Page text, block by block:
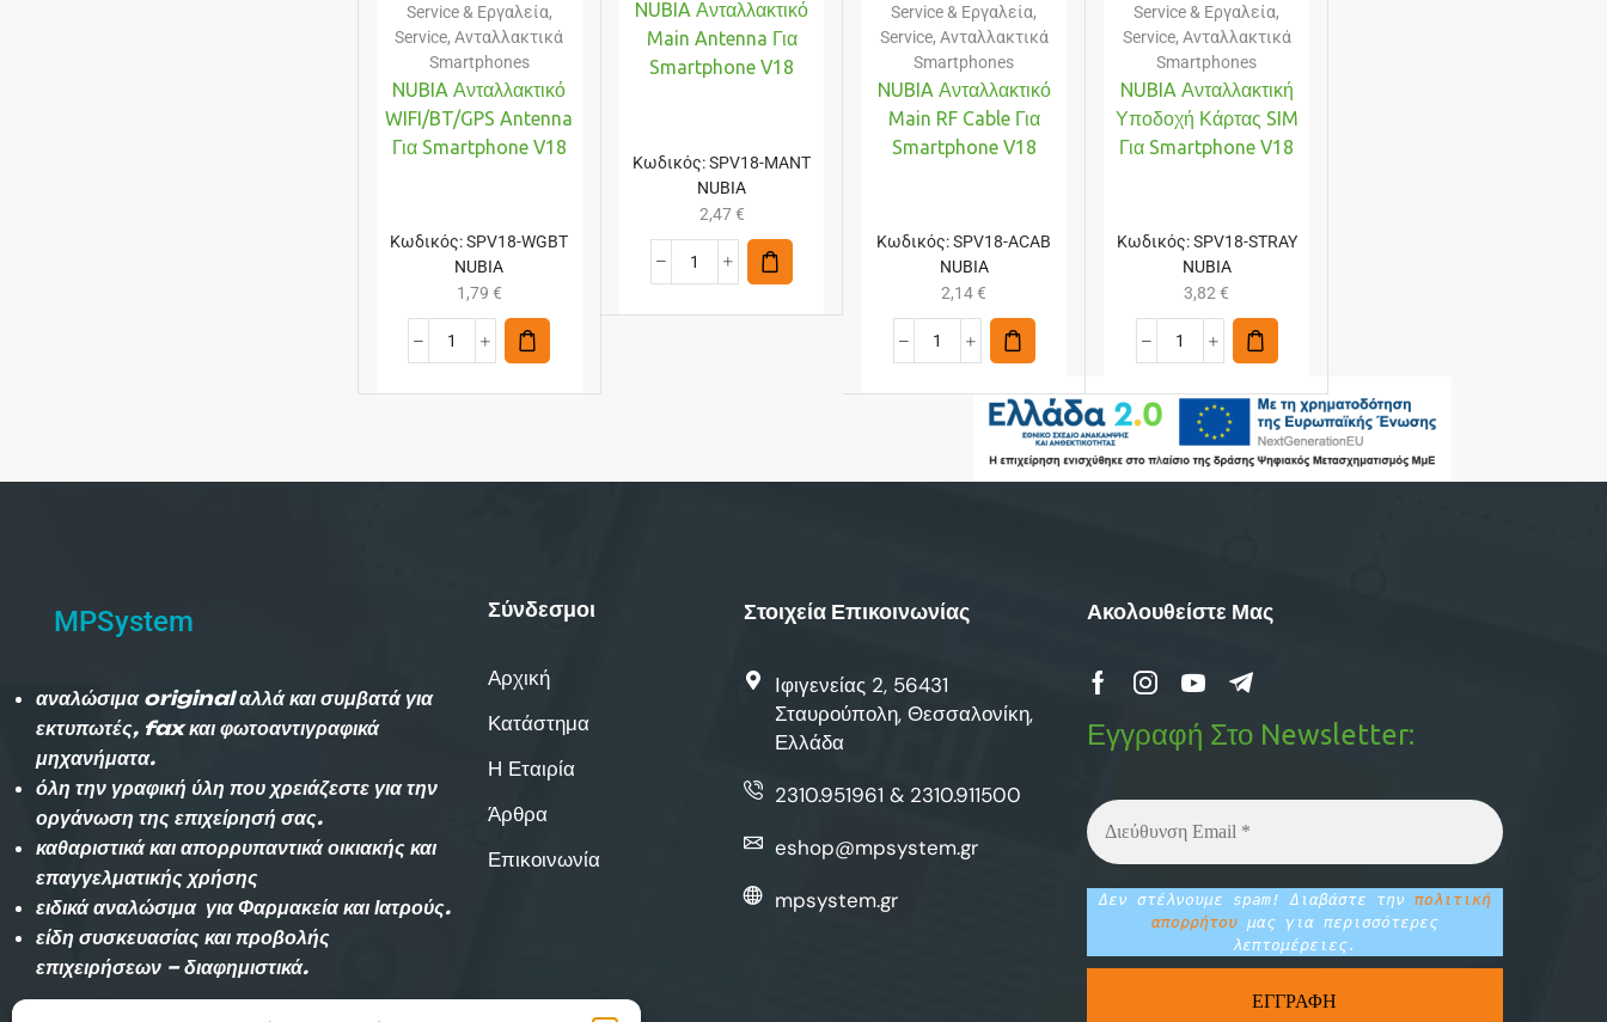
Service & Εργαλεία,
Service,Ανταλλακτικά
Smartphones
NUBIA Ανταλλακτικό
WIFI/BT/GPS Antenna
Για Smartphone V18
Κωδικός:SPV18-WGBT
NUBIA
1,79 €
NUBIA Ανταλλακτικό
Main Antenna Για
Smartphone V18
Κωδικός:SPV18-MANT
NUBIA
2,47€
Service & Εργαλεία,
Service, Ανταλλακτικά
Smartphones
NUBIA Ανταλλακτικό
Main RF Cable Για
Smartphone V18
Κωδικός:SPV18-ACAB
NUBIA
2,14€
Service & Εργαλεία,
Service, Ανταλλακτικά
Smartphones
NUBIA Ανταλλακτική
Υποδοχή Κάρτας SIM
Για Smartphone V18
Κωδικός:SPV18-STRAY
NUBIA
3,82€
MPSystem
αναλώσιμα original αλλά και συμβατά για
εκτυπωτές, fax και φωτοαντιγραφικά
μηχανήματα.
όλη την γραφική ύλη που χρειάζεστε για την
οργάνωση της επιχείρησή σας.
καθαριστικά και απορρυπαντικά οικιακής και
επαγγελματικής χρήσης
ειδικά αναλώσιμα για Φαρμακεία και Ιατρούς.
είδη συσκευασίας και προβολής
επιχειρήσεων – διαφημιστικά.
Σύνδεσμοι
Αρχική
Κατάστημα
Η Εταιρία
Άρθρα
Επικοινωνία
Στοιχεία Επικοινωνίας
Ιφιγενείας 2, 56431
Σταυρούπολη, Θεσσαλονίκη,
Ελλάδα
2310.951961 & 2310.911500
eshop@mpsystem.gr
mpsystem.gr
Ακολουθείστε Μας
Εγγραφή Στο Newsletter:
Δεν στέλνουμε spam! Διαβάστε την πολιτική
απορρήτουμας για περισσότερες
λεπτομέρειες.